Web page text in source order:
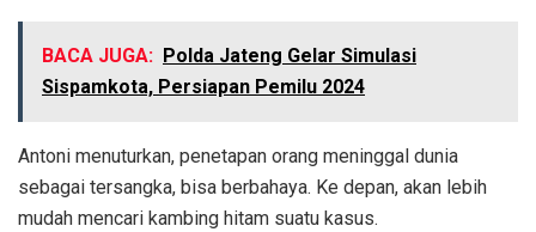
BACA JUGA: Polda Jateng Gelar Simulasi
Sispamkota, Persiapan Pemilu 2024
Antoni menuturkan, penetapan orang meninggal dunia
sebagai tersangka, bisa berbahaya. Ke depan, akan lebih
mudah mencari kambing hitam suatu kasus.